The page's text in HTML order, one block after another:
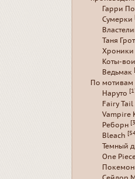
Гарри
Сумерки
Таня
Коты-
Ведьмак
По мотивам
Наруто
Fairy Tail
Vampire
Реборн
Bleach
Темный
One